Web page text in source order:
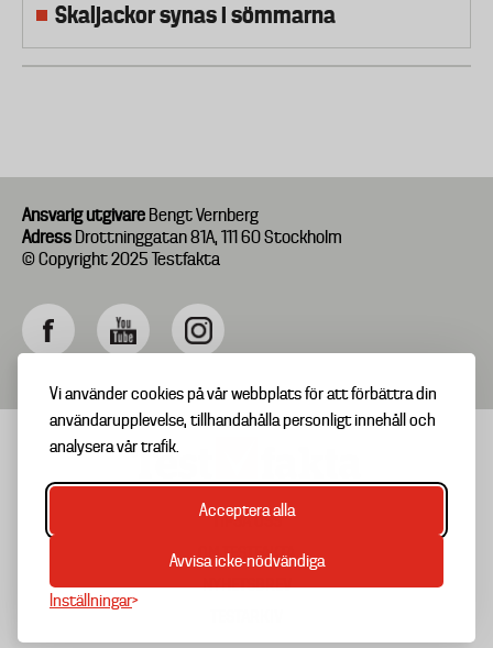
Vi använder cookies på vår webbplats för att förbättra din
användarupplevelse, tillhandahålla personligt innehåll och
analysera vår trafik.
Acceptera alla
Avvisa icke-nödvändiga
Inställningar
Skaljackor synas i sömmarna
Ansvarig utgivare Bengt Vernberg
Adress Drottninggatan 81A, 111 60 Stockholm
© Copyright 2025 Testfakta
Footer
menu
TIPSA OSS
OM TESTFAKTA
NYHETSBREV